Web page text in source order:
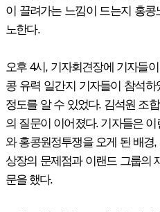
이 끌려가는 느낌이 드는지 홍
노한다.
오후 4시, 기자회견장에 기자들
콩 유력 일간지 기자들이 참석
정도를 알 수 있었다. 김석원 조
의 질문이 이어졌다. 기자들은
와 홍콩원정투쟁을 오게 된 배경
상장의 문제점과 이랜드 그룹의
문을 했다.